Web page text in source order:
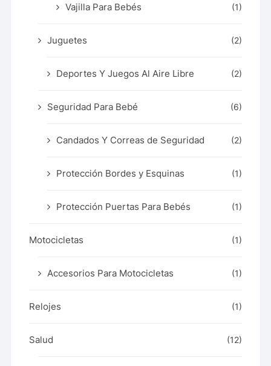
Vajilla Para Bebés (1)
Juguetes (2)
Deportes Y Juegos Al Aire Libre (2)
Seguridad Para Bebé (6)
Candados Y Correas de Seguridad (2)
Protección Bordes y Esquinas (1)
Protección Puertas Para Bebés (1)
Motocicletas (1)
Accesorios Para Motocicletas (1)
Relojes (1)
Salud (12)